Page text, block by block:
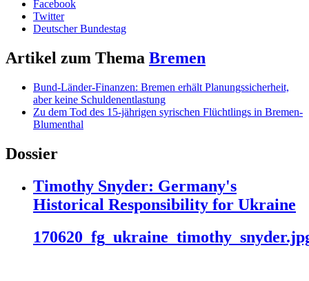
Facebook
Twitter
Deutscher Bundestag
Artikel zum Thema Bremen
Bund-Länder-Finanzen: Bremen erhält Planungssicherheit,
aber keine Schuldenentlastung
Zu dem Tod des 15-jährigen syrischen Flüchtlings in Bremen-
Blumenthal
Dossier
Timothy Snyder: Germany's
Historical Responsibility for Ukraine